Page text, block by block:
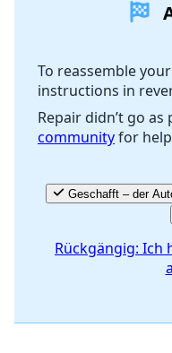
Kommentar
To reassemble
instructions in
Repair didn’t go
communityfor
Geschafft – der
Rückgängig: Ich